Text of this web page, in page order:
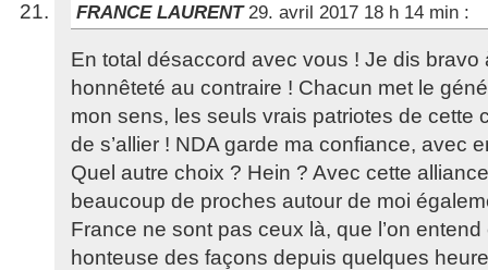
FRANCE LAURENT29. avril 2017 18 h 14 min :
En total désaccord avec vous ! Je dis bravo
honnêteté au contraire ! Chacun met le
mon sens, les seuls vrais patriotes de cette
de s’allier ! NDA garde ma confiance, avec
Quel autre choix ? Hein ? Avec cette
beaucoup de proches autour de moi
France ne sont pas ceux là, que l’on
honteuse des façons depuis quelques